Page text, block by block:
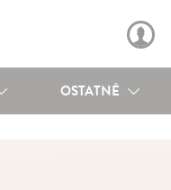
OSTATNÉ